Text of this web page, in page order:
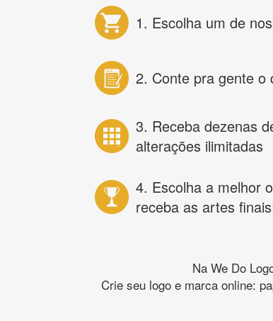
1. Escolha um de
2. Conte pra gente o
3. Receba dezenas
alterações ilimitadas
4. Escolha a melhor
receba as artes
Na We Do
Crie seu logo e marca online: